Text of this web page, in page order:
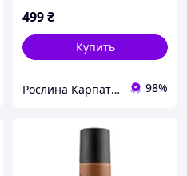
499₴
Купить
Рослина Карпатська 98%